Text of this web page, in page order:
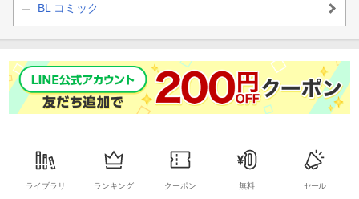
BL コミック
ライブラリ ランキング クーポン 無料 セール